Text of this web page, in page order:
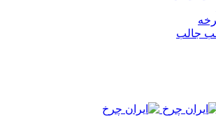
جالب